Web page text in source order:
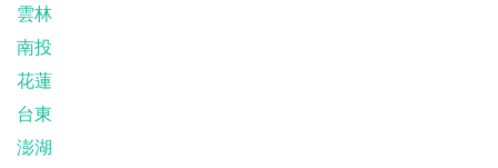
雲林
南投
花蓮
台東
澎湖